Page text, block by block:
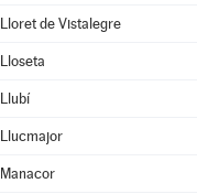
Lloret de Vistalegre
Lloseta
Llubí
Llucmajor
Manacor